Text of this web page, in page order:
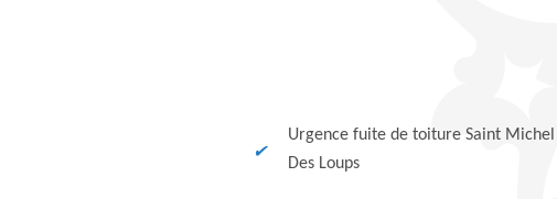
Urgence fuite de toiture Saint Michel
Des Loups